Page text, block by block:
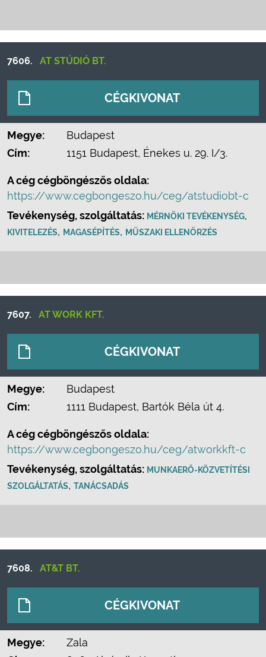
7606. AT STÚDIÓ BT.
CÉGKIVONAT
Megye:
Budapest
Cím:
1151 Budapest, Énekes u. 29. I/3.
A cég cégböngészős oldala:
https://www.cegbongeszo.hu/ceg/atstudiobt-c
Tevékenység, szolgáltatás: MÉRNÖKI TEVÉKENYSÉG,
KIVITELEZÉS, MAGASÉPÍTÉS, MŰSZAKI ELLENŐRZÉS
7607. AT WORK KFT.
CÉGKIVONAT
Megye:
Budapest
Cím:
1111 Budapest, Bartók Béla út 4.
A cég cégböngészős oldala:
https://www.cegbongeszo.hu/ceg/atworkkft-c
Tevékenység, szolgáltatás: MUNKAERŐ-KÖZVETÍTÉSI
SZOLGÁLTATÁS, TANÁCSADÁS
7608. AT&T BT.
CÉGKIVONAT
Megye:
Zala